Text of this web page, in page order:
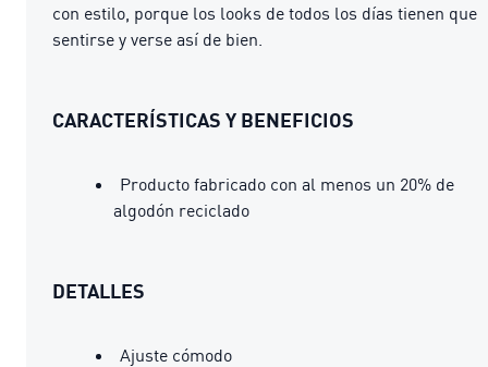
con estilo, porque los looks de todos los días tienen que
sentirse y verse así de bien.
CARACTERÍSTICAS Y BENEFICIOS
Producto fabricado con al menos un 20% de
algodón reciclado
DETALLES
Ajuste cómodo